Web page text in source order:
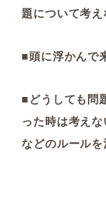
題について考
■頭に浮かんで
■どうしても問
った時は考え
などのルール